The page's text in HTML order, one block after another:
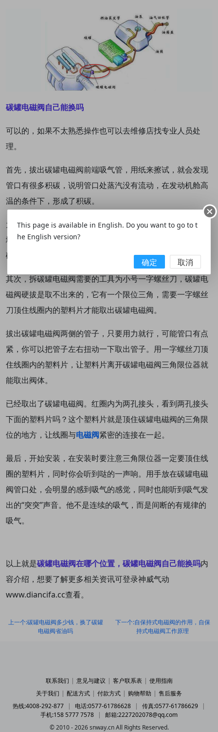
碳罐电磁阀自己能换吗
可以的，如果不太熟悉操作也可以去维修店找专业人员处
理。
首先， 拔出碳罐电磁阀前端吸气管，用纸来擦试，就会发现
管口有很多积碳，说明管口处蒸汽没有流动，在发动机舱高
温的条件下，形成了积碳。
为了更好的证实碳罐电磁阀的故障，启动发动机后，用纸巾
堵住碳罐电磁阀的管口，看到纸巾无任何反应，说明
磁阀
其次，拆碳罐电磁阀需要的工具为小号一字螺丝刀， 碳罐电
磁阀硬拔是取不出来的，它有一个限位三角，需要一字螺丝
刀顶住线圈内的塑料片才能取出碳罐电磁阀。
拔出碳罐电磁阀两侧的管子，只要用力就行，可能管口有点
紧，你可以把管子左右扭动一下取出管子。 用一字螺丝刀顶
住线圈内的塑料片，让塑料片离开碳罐电磁阀三角限位器就
能取出阀体。
已经取出了碳罐电磁阀。红圈内为两孔接头，看到两孔接头
下面的塑料片吗？这个塑料片就是顶住碳罐电磁阀的三角限
位的地方，让线圈与电磁阀紧密的连接在一起。
最后，开始安装，在安装时要注意三角限位器一定要顶住线
圈的塑料片，同时你会听到哒的一声响。 用手放在碳罐电磁
阀管口处，会明显的感到吸气的感觉，同时也能听到吸气发
出的“突突”声音。他不是连续的吸气，而是间断的有规律的
吸气。
以上就是碳罐电磁阀在哪个位置，碳罐电磁阀自己能换吗内
容介绍，想要了解更多相关资讯可登录神威气动
www.diancifa.cc查看。
上一个:碳罐电磁阀多少钱，换了碳罐
电磁阀省油吗
下一个:自保持式电磁阀的作用，自保
持式电磁阀工作原理
联系我们 | 意见与建议 | 客户联系表 | 使用指南
关于我们 | 配送方式 | 付款方式 | 购物帮助 | 售后服务
热线:4008-292-877
| 电话:0577-61786628 | 传真:0577-61786629
|
手机:158 5777 7578
|
邮箱:2227202078@qq.com
© 2010 - 2026 snway.cn All Rights Reserved.
This page is available in English. Do you want to go to t
he English version?
确定 取消